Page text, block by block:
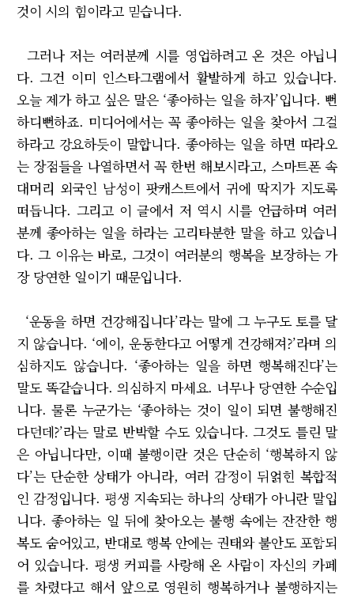
것이 시의 힘이라고 믿습니다.
그러나 저는 여러분께 시를 영업하려고 온 것은 아닙니
다. 그건 이미 인스타그램에서 활발하게 하고 있습니다.
오늘 제가 하고 싶은 말은 ‘좋아하는 일을 하자’입니다. 뻔
하디뻔하죠. 미디어에서는 꼭 좋아하는 일을 찾아서 그걸
하라고 강요하듯이 말합니다. 좋아하는 일을 하면 따라오
는 장점들을 나열하면서 꼭 한번 해보시라고, 스마트폰 속
대머리 외국인 남성이 팟캐스트에서 귀에 딱지가 지도록
떠듭니다. 그리고 이 글에서 저 역시 시를 언급하며 여러
분께 좋아하는 일을 하라는 고리타분한 말을 하고 있습니
다. 그 이유는 바로, 그것이 여러분의 행복을 보장하는 가
장 당연한 일이기 때문입니다.
‘운동을 하면 건강해집니다’라는 말에 그 누구도 토를 달
지 않습니다. ‘에이, 운동한다고 어떻게 건강해져?’라며 의
심하지도 않습니다. ‘좋아하는 일을 하면 행복해진다’는
말도 똑같습니다. 의심하지 마세요. 너무나 당연한 수순입
니다. 물론 누군가는 ‘좋아하는 것이 일이 되면 불행해진
다던데?’라는 말로 반박할 수도 있습니다. 그것도 틀린 말
은 아닙니다만, 이때 불행이란 것은 단순히 ‘행복하지 않
다’는 단순한 상태가 아니라, 여러 감정이 뒤얽힌 복합적
인 감정입니다. 평생 지속되는 하나의 상태가 아니란 말입
니다. 좋아하는 일 뒤에 찾아오는 불행 속에는 잔잔한 행
복도 숨어있고, 반대로 행복 안에는 권태와 불안도 포함되
어 있습니다. 평생 커피를 사랑해 온 사람이 자신의 카페
를 차렸다고 해서 앞으로 영원히 행복하거나 불행하지는